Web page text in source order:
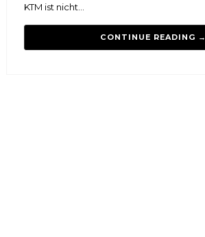
KTM ist nicht...
CONTINUE READING →